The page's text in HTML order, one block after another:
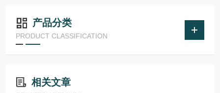
产品分类
PRODUCT CLASSIFICATION
相关文章